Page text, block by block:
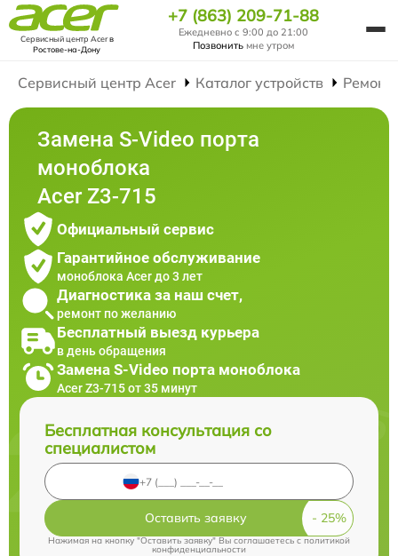
Сервисный центр Acerв
Ростове-на-Дону
+7 (863) 209-71-88
Ежедневно с 9:00 до 21:00
Позвонить мне утром
Сервисный центр Acer Каталог устройств Ремонт
Замена S-Video порта
моноблока
Acer Z3-715
Официальный сервис
Гарантийное обслуживание
моноблока Acer до 3 лет
Диагностика за наш счет,
ремонт по желанию
Бесплатный выезд курьера
в день обращения
Замена S-Video порта моноблока
Acer Z3-715 от 35 минут
Бесплатная консультация со
специалистом
Оставить заявку
Нажимая на кнопку "Оставить заявку" Вы соглашаетесь cполитикой
конфиденциальности